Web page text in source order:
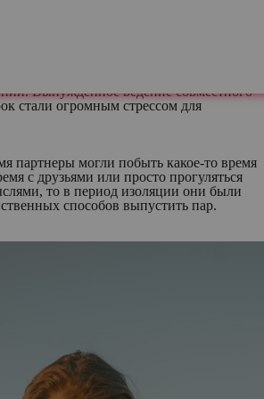
всему миру пандемией
самоизоляциями, необходимостью
Тысячи пар оказались заперты в
существенным испытанием на
Вынужденное ведение совместного
стали огромным стрессом для
партнеры могли побыть какое-то время
с друзьями или просто прогуляться
то в период изоляции они были
способов выпустить пар.